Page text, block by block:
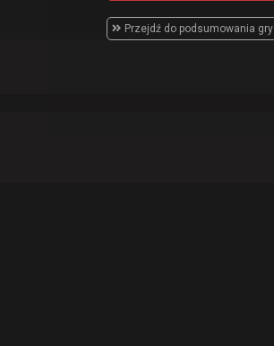
Przejdź do podsumowania gry